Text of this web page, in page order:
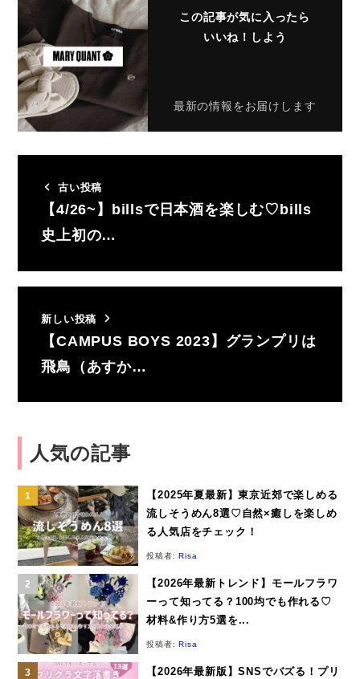
この記事が気に入ったら
いいね！しよう
最新の情報をお届けします
古い投稿
【4/26~】billsで日本酒を楽しむ♡bills
史上初の…
新しい投稿
【CAMPUS BOYS 2023】グランプリは
飛鳥（あすか…
人気の記事
【2025年夏最新】東京近郊で楽しめる
流しそうめん8選♡自然×癒しを楽しめ
る人気店をチェック！
投稿者:Risa
【2026年最新トレンド】モールフラワ
ーって知ってる？100均でも作れる♡
材料&作り方5選を...
投稿者:Risa
【2026年最新版】SNSでバズる！プリ